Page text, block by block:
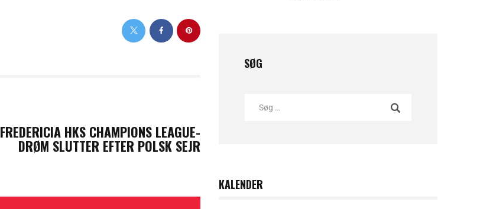
FREDERICIA HKS CHAMPIONS LEAGUE-
DRØM SLUTTER EFTER POLSK SEJR
SØG
KALENDER